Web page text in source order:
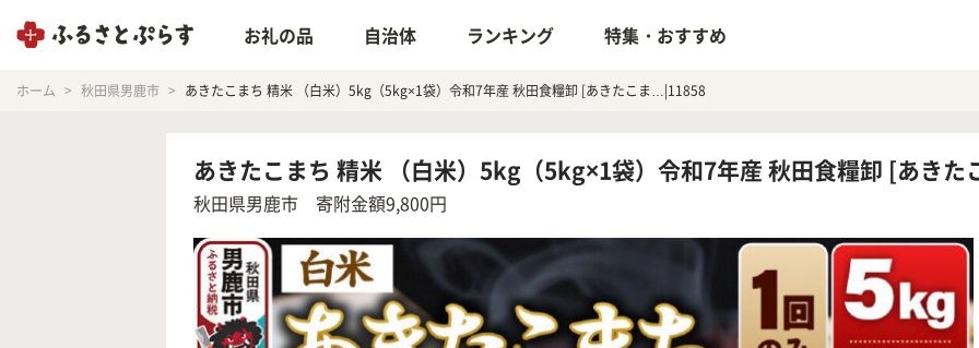
お礼の品 自治体 ランキング 特集・おすすめ
ホーム 秋田県男鹿市 あきたこまち 精米 （白米）5kg（5kg×1袋）令和7年産 秋田食糧卸 [あきたこま…|11858
あきたこまち 精米 （白米）5kg（5kg×1袋）令和7年産 秋田食糧卸 [あき
秋田県男鹿市 寄附金額9,800円